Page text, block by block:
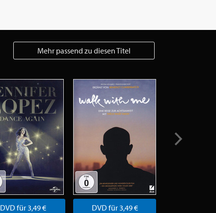
Mehr passend zu diesen Titel
DVD für 3,49 €
DVD für 3,49 €